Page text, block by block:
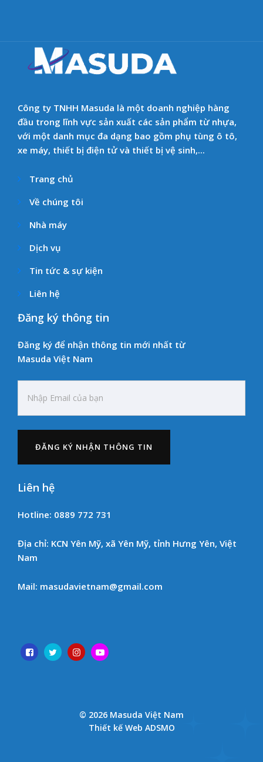
Công ty TNHH Masuda là một doanh nghiệp hàng
đầu trong lĩnh vực sản xuất các sản phẩm từ nhựa,
với một danh mục đa dạng bao gồm phụ tùng ô tô,
xe máy, thiết bị điện tử và thiết bị vệ sinh,...
Trang chủ
Về chúng tôi
Nhà máy
Dịch vụ
Tin tức & sự kiện
Liên hệ
Đăng ký thông tin
Đăng ký để nhận thông tin mới nhất từ
Masuda Việt Nam
Liên hệ
Hotline: 0889 772 731
Địa chỉ: KCN Yên Mỹ, xã Yên Mỹ, tỉnh Hưng Yên, Việt
Nam
Mail: masudavietnam@gmail.com
© 2026 Masuda Việt Nam
Thiết kế Web ADSMO